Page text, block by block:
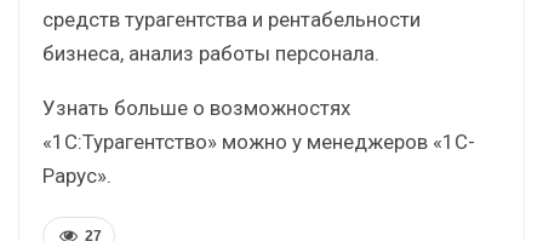
средств турагентства и рентабельности
бизнеса, анализ работы персонала.
Узнать больше о возможностях
«1С:Турагентство» можно у менеджеров «1С-
Рарус».
27